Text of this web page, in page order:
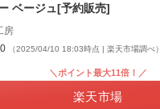
ベージュ[予約販売]
房
（2025/04/10 18:03時点 | 楽天市場調べ）
＼ポイント最大11倍！／
楽天市場